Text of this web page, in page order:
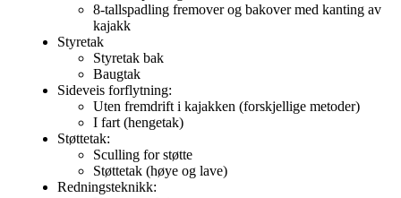
8-tallspadling fremover og bakover med kanting av
kajakk
Styretak
Styretak bak
Baugtak
Sideveis forflytning:
Uten fremdrift i kajakken (forskjellige metoder)
I fart (hengetak)
Støttetak:
Sculling for støtte
Støttetak (høye og lave)
Redningsteknikk: